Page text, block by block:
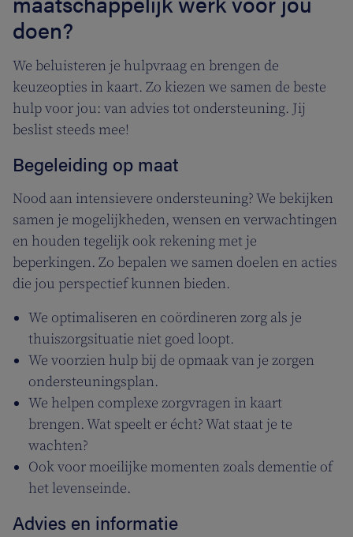
doen?
We beluisteren je hulpvraag en brengen de
keuzeopties in kaart. Zo kiezen we samen de beste
hulp voor jou: van advies tot ondersteuning. Jij
beslist steeds mee!
Begeleiding op maat
Nood aan intensievere ondersteuning? We bekijken
samen je mogelijkheden, wensen en verwachtingen
en houden tegelijk ook rekening met je
beperkingen. Zo bepalen we samen doelen en acties
die jou perspectief kunnen bieden.
We optimaliseren en coördineren zorg als je
thuiszorgsituatie niet goed loopt.
We voorzien hulp bij de opmaak van je zorgen
ondersteuningsplan.
We helpen complexe zorgvragen in kaart
brengen. Wat speelt er écht? Wat staat je te
wachten?
Ook voor moeilijke momenten zoals dementie of
het levenseinde.
Advies en informatie